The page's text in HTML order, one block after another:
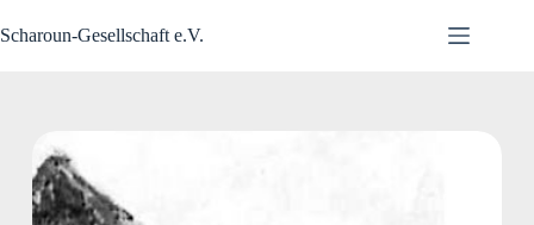
Inhalt
Scharoun-Gesellschaft e.V.